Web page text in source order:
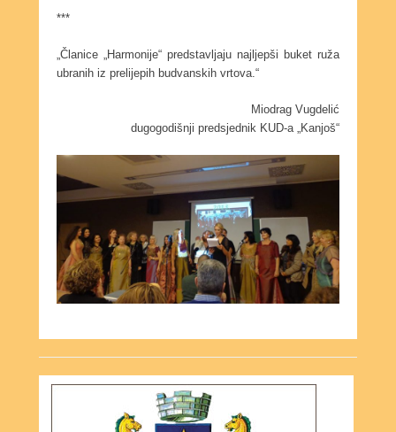
***
„Članice „Harmonije“ predstavljaju najljepši buket ruža
ubranih iz prelijepih budvanskih vrtova.“
Miodrag Vugdelić
dugogodišnji predsjednik KUD-a „Kanjoš“